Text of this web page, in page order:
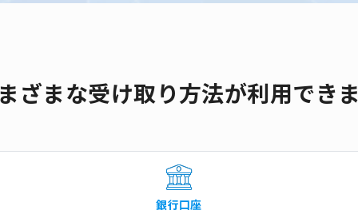
ざまな受け取り方法が利用でき
銀行口座